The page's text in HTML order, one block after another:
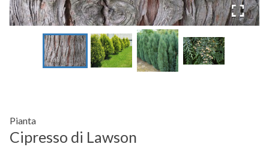
Pianta
Cipresso di Lawson